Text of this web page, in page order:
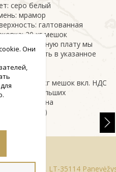
серо белый
мрамор
галтованная
20 кг мешок
дополнительную плату мы
доставить в указанное
место
8.50 €/20 кг мешок вкл. НДС
покупке больших
цена
ул. 2, LT-35114
Они